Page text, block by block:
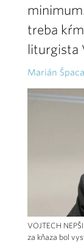
treba
liturgista
Marián
VOJTECH
za kňaza bol